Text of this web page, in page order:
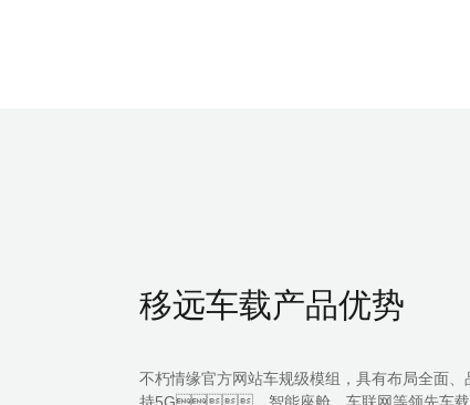
移远车载产品优势
不朽情缘官方网站车规级模组，具有布局全面、
持5G、智能座舱、车联网等领先车载